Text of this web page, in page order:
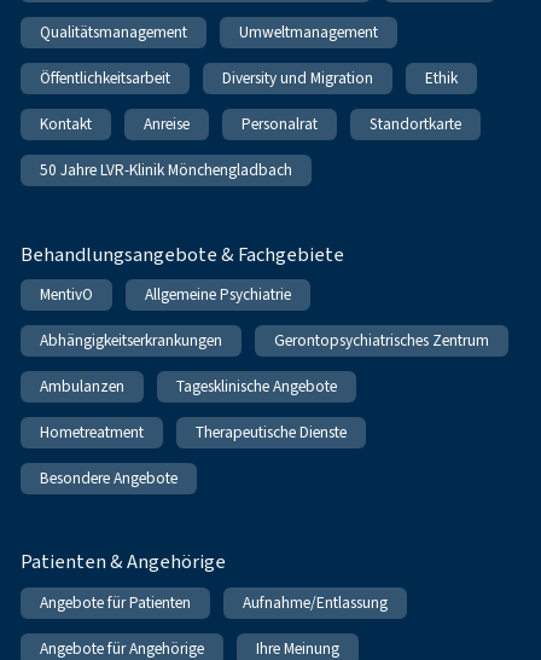
Qualitätsmanagement Umweltmanagement
Öffentlichkeitsarbeit Diversity und Migration Ethik
Kontakt Anreise Personalrat Standortkarte
50 Jahre LVR-Klinik Mönchengladbach
Behandlungsangebote & Fachgebiete
MentivO Allgemeine Psychiatrie
Abhängigkeitserkrankungen Gerontopsychiatrisches Zentrum
Ambulanzen Tagesklinische Angebote
Hometreatment Therapeutische Dienste
Besondere Angebote
Patienten & Angehörige
Angebote für Patienten Aufnahme/Entlassung
Angebote für Angehörige Ihre Meinung